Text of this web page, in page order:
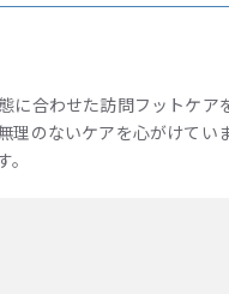
合わせた訪問フットケア
のないケアを心がけてい